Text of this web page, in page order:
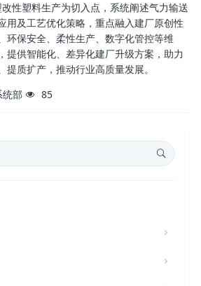
改性塑料生产为切入点，系统阐述气力输送
用及工艺优化策略，重点融入建厂原创性
环保安全、柔性生产、数字化管控等维
提供智能化、差异化建厂升级方案，助力
质扩产，推动行业高质量发展。
统部 85